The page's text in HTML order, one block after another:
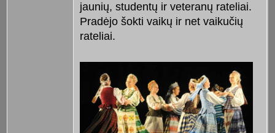
jaunių, studentų ir veteranų rateliai.
Pradėjo šokti vaikų ir net vaikučių
rateliai.